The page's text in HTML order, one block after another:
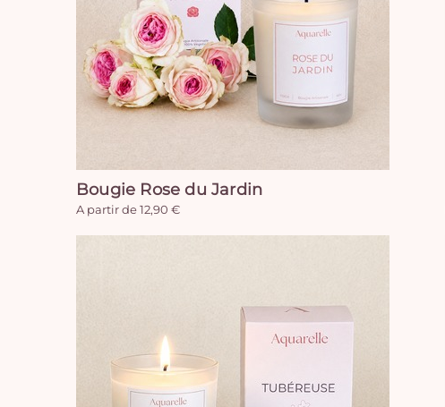
Bougie Rose du Jardin
A partir de 12,90 €